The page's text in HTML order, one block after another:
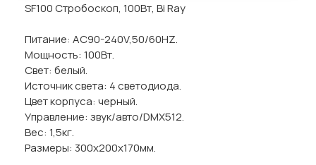
SF100 Стробоскоп, 100Вт, Bi Ray
Питание: AC90-240V,50/60HZ.
Мощность: 100Вт.
Свет: белый.
Источник света: 4 светодиода.
Цвет корпуса: черный.
Управление: звук/авто/DMX512.
Вес: 1,5кг.
Размеры: 300х200х170мм.